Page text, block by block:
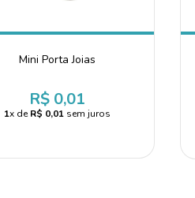
Mini Porta Joias
R$ 0,01
1x deR$ 0,01 sem juros